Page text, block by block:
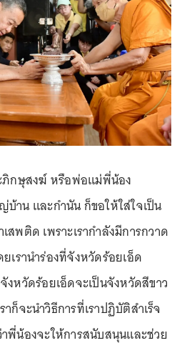
ภิกษุสงฆ์ หรือพ่อแม่พี่น้อง
าน และกำนัน ก็ขอให้ใส่ใจเป็น
พติด เพราะเรากำลังมีการกวาด
เรานำร่องที่จังหวัดร้อยเอ็ด
หวัดร้อยเอ็ดจะเป็นจังหวัดสีขาว
ก็จะนำวิธีการที่เราปฏิบัติสำเร็จ
พี่น้องจะให้การสนับสนุนและช่วย